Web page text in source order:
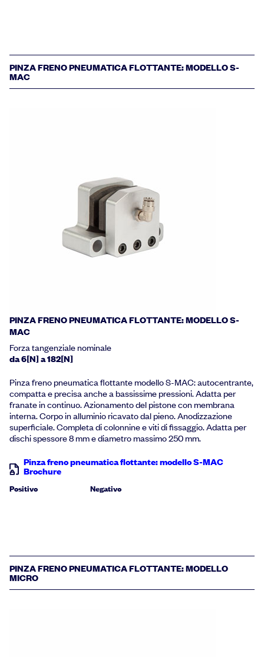
PINZA FRENO PNEUMATICA FLOTTANTE: MODELLO S-
MAC
PINZA FRENO PNEUMATICA FLOTTANTE: MODELLO S-
MAC
Forza tangenziale nominale
da 6[N] a 182[N]
Pinza freno pneumatica flottante modello S-MAC: autocentrante,
compatta e precisa anche a bassissime pressioni. Adatta per
franate in continuo. Azionamento del pistone con membrana
interna. Corpo in alluminio ricavato dal pieno. Anodizzazione
superficiale. Completa di colonnine e viti di fissaggio. Adatta per
dischi spessore 8 mm e diametro massimo 250 mm.
Pinza freno pneumatica flottante: modello S-MAC
Brochure
Positivo Negativo
PINZA FRENO PNEUMATICA FLOTTANTE: MODELLO
MICRO